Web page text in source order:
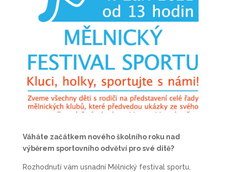
Váháte začátkem nového školního roku nad
výběrem sportovního odvětví pro své dítě?
Rozhodnutí vám usnadní Mělnický festival sportu,